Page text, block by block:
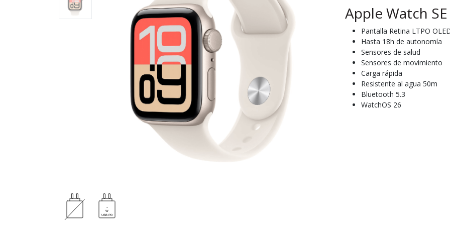
Apple Watch
Pantalla Retina LTPO
Hasta 18h de autonomía
Sensores de salud
Sensores de movimiento
Carga rápida
Resistente al agua 50m
Bluetooth 5.3
WatchOS 26